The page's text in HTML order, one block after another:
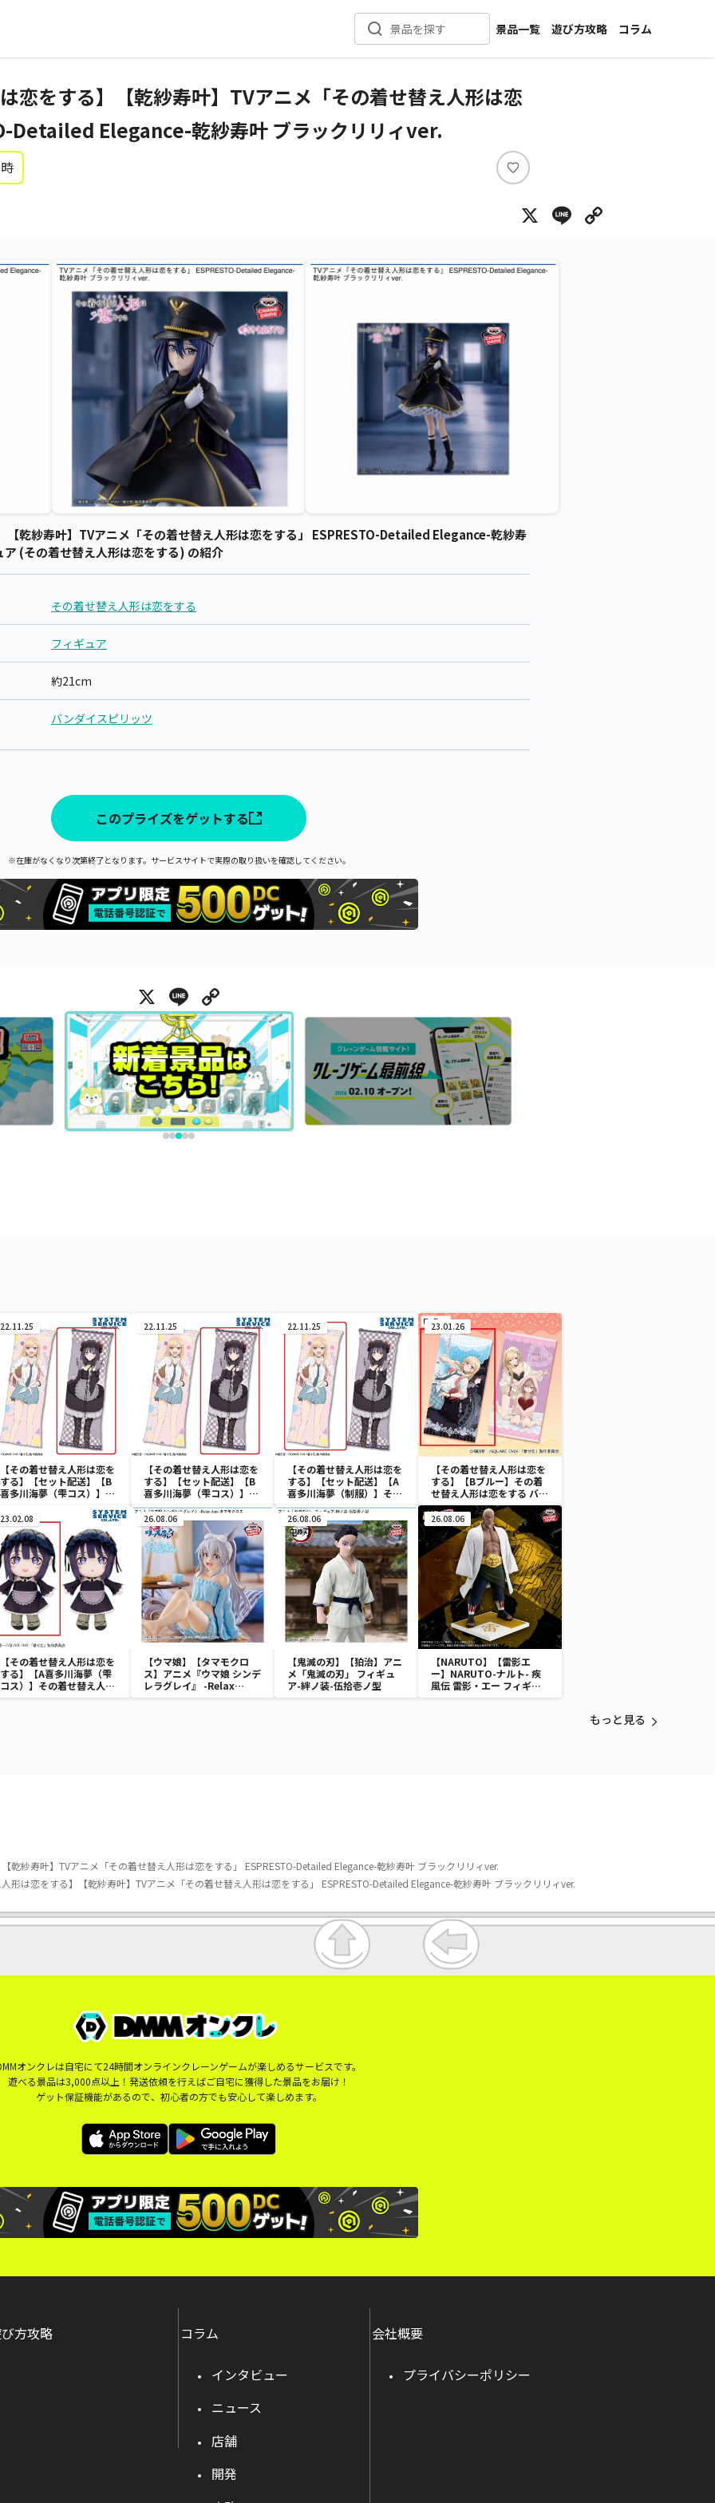
景品を探す
景品一覧
新着景品
カテゴリ一覧
遊び方攻略
コラム
インタビュー
恋をする】【乾紗寿叶】TVアニメ「その着せ替え人形は恋
Detailed Elegance-乾紗寿叶 ブラックリリィver.
い
ね
X Line
【乾紗寿叶】TVアニメ「その着せ替え人形は恋をする」 ESPRESTO-Detailed Elegance-乾紗寿
(その着せ替え人形は恋をする) の紹介
その着せ替え人形は恋をする
フィギュア
約21cm
バンダイスピリッツ
このプライズをゲットする
※在庫がなくなり次第終了となります。サービスサイトで実際の取り扱いを確認してください。
X Line
22.11.25
【その着せ替え人形は恋を
する】【セット配送】【B
喜多川海夢（雫コス）】そ
特大ロングクッション
22.11.25
【その着せ替え人形は恋を
する】【セット配送】【B
喜多川海夢（雫コス）】そ
の着せ替え人形は恋をする
特大ロングクッション
22.11.25
【その着せ替え人形は恋を
する】【セット配送】【A
喜多川海夢（制服）】その
着せ替え人形は恋をする 特
大ロングクッション
23.01.26
【その着せ替え人形は恋を
する】【Bブルー】その着
せ替え人形は恋をする バス
タオル
23.02.08
【その着せ替え人形は恋を
する】【A喜多川海夢（雫
コス）】その着せ替え人形
は恋をする デフォルメぬい
26.08.06
【ウマ娘】【タマモクロ
ス】アニメ『ウマ娘 シンデ
レラグレイ』 -Relax
time-タマモクロス
26.08.06
【鬼滅の刃】【狛治】アニ
メ「鬼滅の刃」 フィギュ
ア-絆ノ装-伍拾壱ノ型
26.08.06
【NARUTO】【雷影エ
ー】NARUTO-ナルト- 疾
風伝 雷影・エー フィギュ
ア～五影集結…!!～
もっと見る
乾紗寿叶】TVアニメ「その着せ替え人形は恋をする」 ESPRESTO-Detailed Elegance-乾紗寿叶 ブラックリリィver.
形は恋をする】【乾紗寿叶】TVアニメ「その着せ替え人形は恋をする」 ESPRESTO-Detailed Elegance-乾紗寿叶 ブラックリリィver.
オンクレは自宅にて24時間オンラインクレーンゲームが楽しめるサービスです。
遊べる景品は3,000点以上！発送依頼を行えばご自宅に獲得した景品をお届け！
ゲット保証機能があるので、初心者の方でも安心して楽しめます。
方攻略 コラム
インタビュー
ニュース
店舗
開発
会社概要
プライバシーポリシー